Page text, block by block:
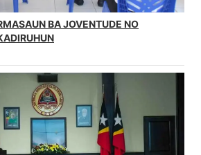
BA JOVENTUDE NO